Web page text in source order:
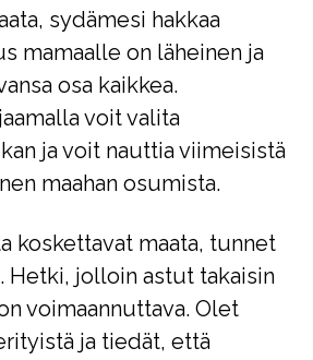
sydämesi hakkaa
mamaalle on läheinen ja
osa kaikkea.
voit valita
ja voit nauttia viimeisistä
maahan osumista.
koskettavat maata, tunnet
Hetki, jolloin astut takaisin
voimaannuttava. Olet
ja tiedät, että